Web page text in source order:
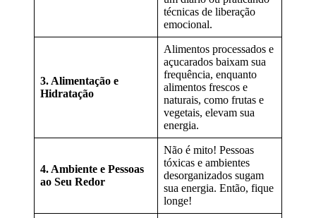
técnicas de liberação
emocional.
3. Alimentação e
Hidratação
Alimentos processados e
açucarados baixam sua
frequência, enquanto
alimentos frescos e
naturais, como frutas e
vegetais, elevam sua
energia.
4. Ambiente e Pessoas
ao Seu Redor
Não é mito! Pessoas
tóxicas e ambientes
desorganizados sugam
sua energia. Então, fique
longe!